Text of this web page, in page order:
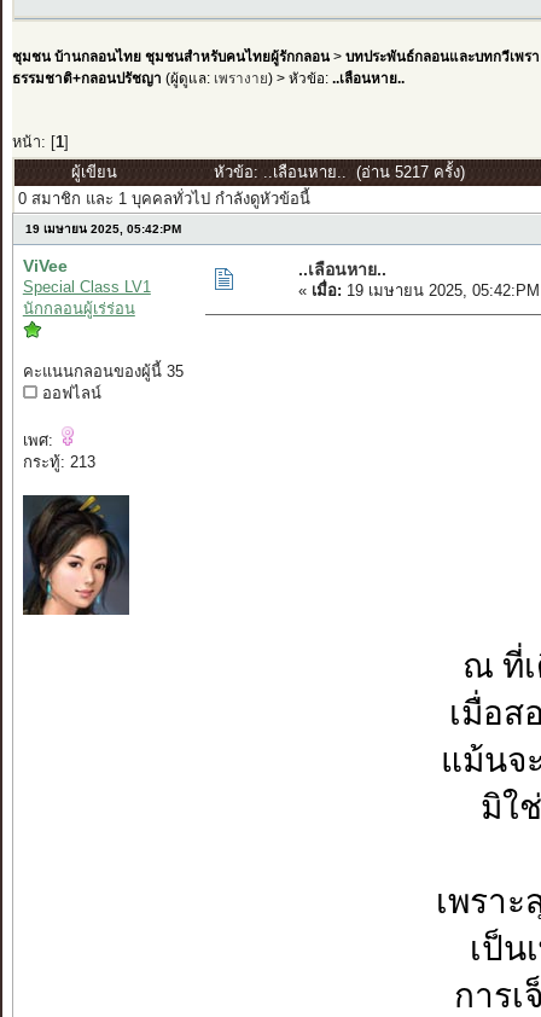
ชุมชน บ้านกลอนไทย ชุมชนสำหรับคนไทยผู้รักกลอน> บทประพันธ์กลอนและบทกวีเพรา
ธรรมชาติ+กลอนปรัชญา (ผู้ดูแล: เพรางาย) > หัวข้อ: ..เลือนหาย..
หน้า: [ 1]
ผู้เขียน
หัวข้อ: ..เลือนหาย.. (อ่าน 5217 ครั้ง)
0 สมาชิก และ 1 บุคคลทั่วไป กำลังดูหัวข้อนี้
19 เมษายน 2025, 05:42:PM
ViVee
Special Class LV1
นักกลอนผู้เร่ร่อน
คะแนนกลอนของผู้นี้ 35
ออฟไลน์
เพศ:
กระทู้: 213
..เลือนหาย..
« เมื่อ: 19 เมษายน 2025,
ณ ที่เ
เมื่อส
แม้นจ
มิใ
เพรา
เป็น
การเ